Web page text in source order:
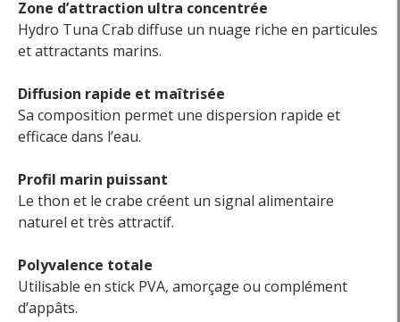
Zone d’attraction ultra concentrée
Hydro Tuna Crab diffuse un nuage riche en particules
et attractants marins.
Diffusion rapide et maîtrisée
Sa composition permet une dispersion rapide et
efficace dans l’eau.
Profil marin puissant
Le thon et le crabe créent un signal alimentaire
naturel et très attractif.
Polyvalence totale
Utilisable en stick PVA, amorçage ou complément
d’appâts.